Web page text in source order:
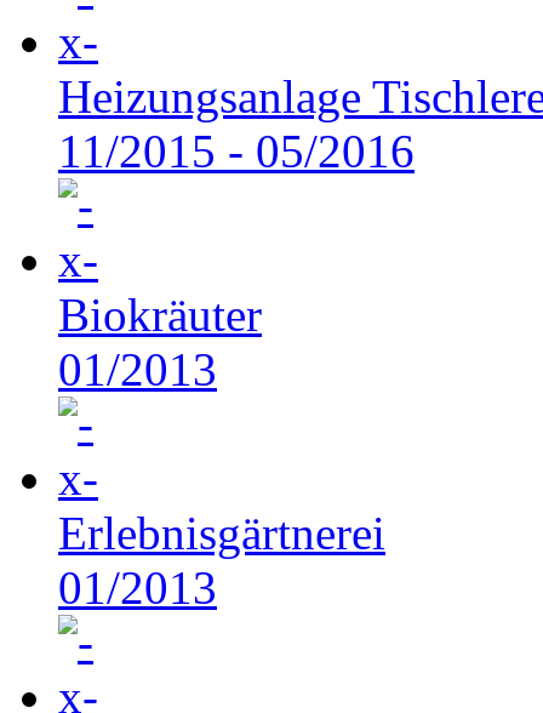
Heizungsanlage
11/2015 - 05/2016
Biokräuter
01/2013
Erlebnisgärtnerei
01/2013